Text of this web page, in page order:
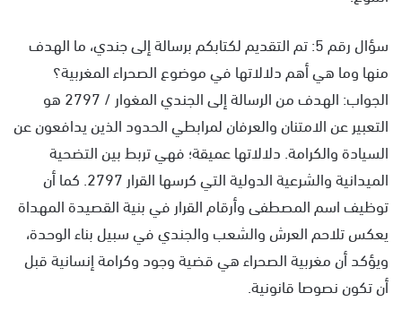
سؤال رقم 5: تم التقديم لكتابكم برسالة إلى جندي، ما الهدف
منها وما هي أهم دلالاتها في موضوع الصحراء المغربية؟
الجواب: الهدف من الرسالة إلى الجندي المغوار / 2797 هو
التعبير عن الامتنان والعرفان لمرابطي الحدود الذين يدافعون عن
السيادة والكرامة. دلالاتها عميقة؛ فهي تربط بين التضحية
الميدانية والشرعية الدولية التي كرسها القرار 2797. كما أن
توظيف اسم المصطفى وأرقام القرار في بنية القصيدة المهداة
يعكس تلاحم العرش والشعب والجندي في سبيل بناء الوحدة،
ويؤكد أن مغربية الصحراء هي قضية وجود وكرامة إنسانية قبل
أن تكون نصوصا قانونية.